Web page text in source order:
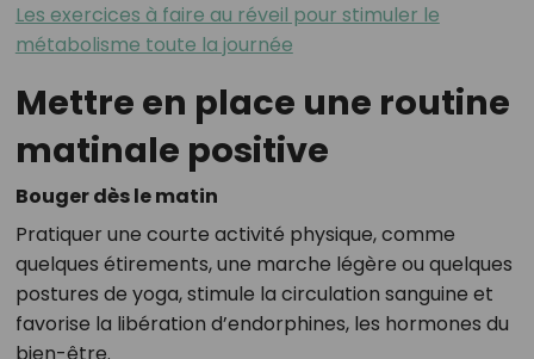
Les exercices à faire au réveil pour stimuler le
métabolisme toute la journée
Mettre en place une routine
matinale positive
Bouger dès le matin
Pratiquer une courte activité physique, comme
quelques étirements, une marche légère ou quelques
postures de yoga, stimule la circulation sanguine et
favorise la libération d’endorphines, les hormones du